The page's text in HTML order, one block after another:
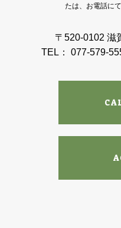
たは、お電話に
〒520-0102 滋
TEL： 077-579-